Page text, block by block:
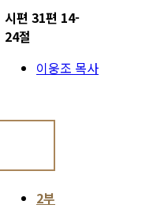
시편 31편 14-
24절
이웅조 목사
2부